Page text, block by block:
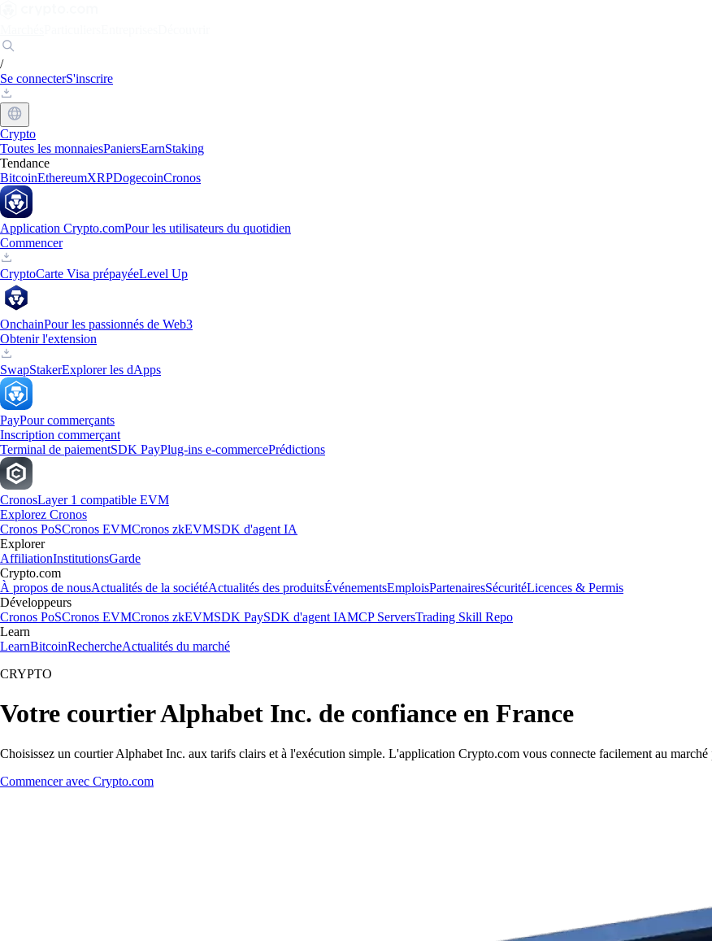
/
Se connecterS'inscrire
Crypto
Toutes les monnaiesPaniersEarnStaking
Tendance
BitcoinEthereumXRPDogecoinCronos
Application Crypto.comPour les utilisateurs du quotidien
Commencer
CryptoCarte Visa prépayéeLevel Up
OnchainPour les passionnés de Web3
Obtenir l'extension
SwapStakerExplorer les dApps
PayPour commerçants
Inscription commerçant
Terminal de paiementSDK PayPlug-ins e-commercePrédictions
CronosLayer 1 compatible EVM
Explorez Cronos
Cronos PoSCronos EVMCronos zkEVMSDK d'agent IA
Explorer
AffiliationInstitutionsGarde
Crypto.com
À propos de nousActualités de la sociétéActualités des produitsÉvénementsEmploisPartenairesSécuritéLicences & Permis
Développeurs
Cronos PoSCronos EVMCronos zkEVMSDK PaySDK d'agent IAMCP ServersTrading Skill Repo
Learn
LearnBitcoinRechercheActualités du marché
CRYPTO
Votre courtier Alphabet Inc. de confiance en France
Choisissez un courtier Alphabet Inc. aux tarifs clairs et à l'exécution simple. L'application Crypto.com vous connecte facilement au
Commencer avec Crypto.com